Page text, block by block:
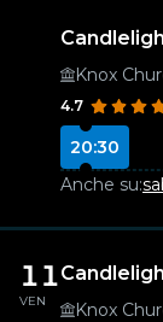
Knox
4.7
20:30
Anche su:
11
VEN Knox